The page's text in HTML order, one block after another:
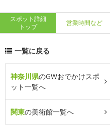
スポット詳細
トップ
営業時間など
一覧に戻る
神奈川県のGWおでかけスポ
ット一覧へ
関東の美術館一覧へ